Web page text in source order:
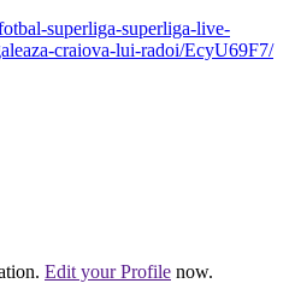
superliga-superliga-live-
craiova-lui-radoi/EcyU69F7/
Edit your Profile now.